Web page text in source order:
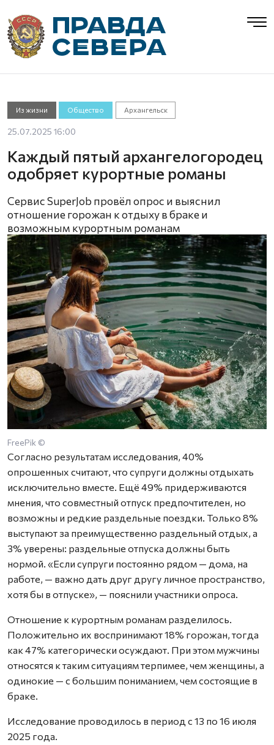
Из жизни Общество Архангельск
25.07.2025 16:00
Каждый пятый архангелогородец
одобряет курортные романы
Сервис SuperJob провёл опрос и выяснил
отношение горожан к отдыху в браке и
возможным курортным романам
FreePik ©
Согласно результатам исследования, 40%
опрошенных считают, что супруги должны отдыхать
исключительно вместе. Ещё 49% придерживаются
мнения, что совместный отпуск предпочтителен, но
возможны и редкие раздельные поездки. Только 8%
выступают за преимущественно раздельный отдых, а
3% уверены: раздельные отпуска должны быть
нормой. «Если супруги постоянно рядом — дома, на
работе, — важно дать друг другу личное пространство,
хотя бы в отпуске», — пояснили участники опроса.
Отношение к курортным романам разделилось.
Положительно их воспринимают 18% горожан, тогда
как 47% категорически осуждают. При этом мужчины
относятся к таким ситуациям терпимее, чем женщины, а
одинокие — с большим пониманием, чем состоящие в
браке.
Исследование проводилось в период с 13 по 16 июля
2025 года.